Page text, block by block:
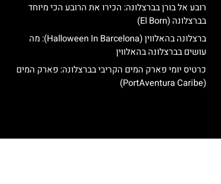
רובע אל בורן בברצלונה: הכירו את הרובע הכי מיוחד
בברצלונה (El Born)
ברצלונה בהאלווין (Halloween In Barcelona): מה
עושים בברצלונה בהאלווין
כרטיס יומי פארק המים הקריבי בברצלונה: פארק המים
(PortAventura Caribe)